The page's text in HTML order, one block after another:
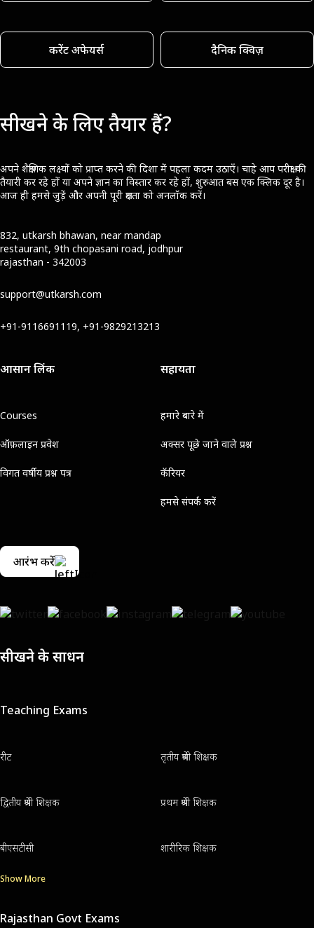
करेंट अफेयर्स दैनिक क्विज़
सीखने के लिए तैयार हैं?
अपने शैक्षणिक लक्ष्यों को प्राप्त करने की दिशा में पहला कदम उठाएँ। चाहे आप परीक्षा की
तैयारी कर रहे हों या अपने ज्ञान का विस्तार कर रहे हों, शुरुआत बस एक क्लिक दूर है।
आज ही हमसे जुड़ें और अपनी पूरी क्षमता को अनलॉक करें।
832, utkarsh bhawan, near mandap
restaurant, 9th chopasani road, jodhpur
rajasthan - 342003
support@utkarsh.com
+91-9116691119, +91-9829213213
आसान लिंक
Courses
ऑफ़लाइन प्रवेश
विगत वर्षीय प्रश्न पत्र
सहायता
हमारे बारे में
अक्सर पूछे जाने वाले प्रश्न
कॅरियर
हमसे संपर्क करें
आरंभ करें
सीखने के साधन
Teaching Exams
रीट तृतीय श्रेणी शिक्षक
द्वितीय श्रेणी शिक्षक प्रथम श्रेणी शिक्षक
बीएसटीसी शारीरिक शिक्षक
Show More
Rajasthan Govt Exams